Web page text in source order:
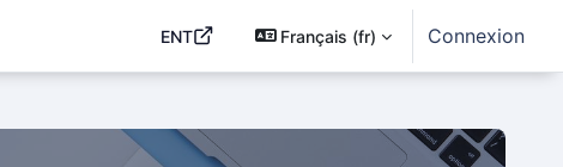
ENT Français ‎(fr)‎ Connexion